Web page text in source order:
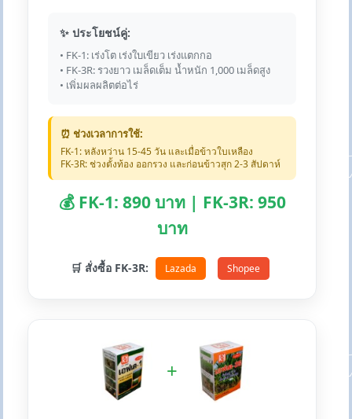
✨ ประโยชน์คู่:
• FK-1: เร่งโต เร่งใบเขียว เร่งแตกกอ
• FK-3R: รวงยาว เมล็ดเต็ม น้ำหนัก 1,000 เมล็ดสูง
• เพิ่มผลผลิตต่อไร่
⏰ ช่วงเวลาการใช้:
FK-1: หลังหว่าน 15-45 วัน และเมื่อข้าวใบเหลือง
FK-3R: ช่วงตั้งท้อง ออกรวง และก่อนข้าวสุก 2-3 สัปดาห์
💰 FK-1: 890 บาท | FK-3R: 950
บาท
🛒 สั่งซื้อ FK-3R: Lazada Shopee
+